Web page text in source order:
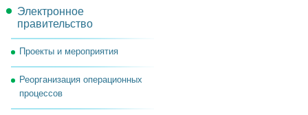
Рабочий орган комиссии
Контакты
Задачи комиссии
Рабочие группы
Решения комиссии
Методические материалы
Нормативно-правовые акты
Электронное
правительство
Проекты и мероприятия
Реорганизация операционных
процессов